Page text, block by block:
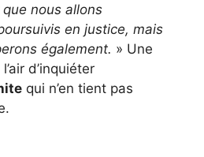
nous allons
en justice, mais
également. » Une
d’inquiéter
qui n’en tient pas